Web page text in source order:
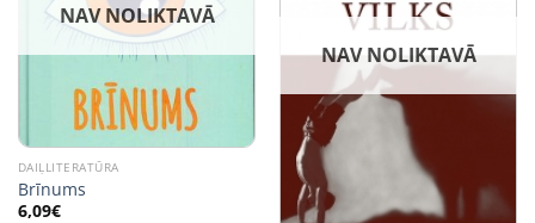
NAV NOLIKTAVĀ
DAIĻLITERATŪRA
Brīnums
6,09€
NAV NOLIKTAVĀ